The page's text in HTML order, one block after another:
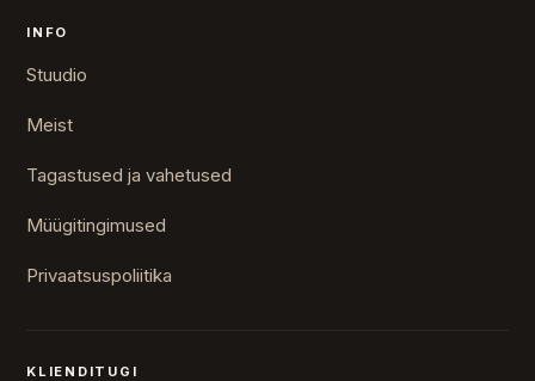
INFO
Stuudio
Meist
Tagastused ja vahetused
Müügitingimused
Privaatsuspoliitika
KLIENDITUGI